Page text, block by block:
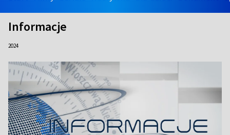
Informacje
2024